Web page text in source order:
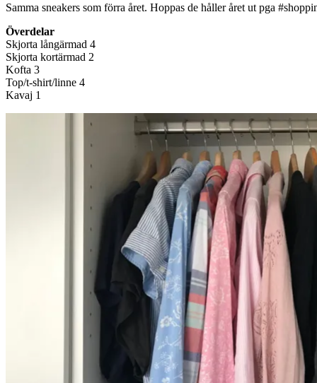
Samma sneakers som förra året. Hoppas de håller året ut pga
Överdelar
Skjorta långärmad 4
Skjorta kortärmad 2
Kofta 3
Top/t-shirt/linne 4
Kavaj 1